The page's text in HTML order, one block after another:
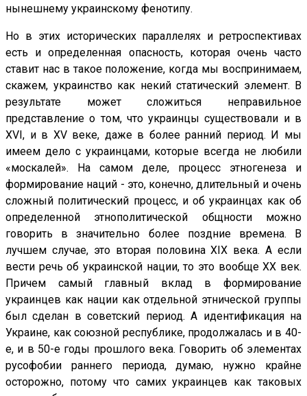
нынешнему украинскому фенотипу.
Но в этих исторических параллелях и ретроспективах
есть и определенная опасность, которая очень часто
ставит нас в такое положение, когда мы воспринимаем,
скажем, украинство как некий статический элемент. В
результате может сложиться неправильное
представление о том, что украинцы существовали и в
XVI, и в XV веке, даже в более ранний период. И мы
имеем дело с украинцами, которые всегда не любили
«москалей». На самом деле, процесс этногенеза и
формирование наций - это, конечно, длительный и очень
сложный политический процесс, и об украинцах как об
определенной этнополитической общности можно
говорить в значительно более поздние времена. В
лучшем случае, это вторая половина XIX века. А если
вести речь об украинской нации, то это вообще XX век.
Причем самый главный вклад в формирование
украинцев как нации как отдельной этнической группы
был сделан в советский период. А идентификация на
Украине, как союзной республике, продолжалась и в 40-
е, и в 50-е годы прошлого века. Говорить об элементах
русофобии раннего периода, думаю, нужно крайне
осторожно, потому что самих украинцев как таковых